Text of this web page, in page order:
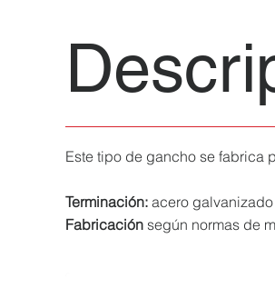
Este tipo de gancho se fabrica
Terminación: acero
Fabricación según normas de